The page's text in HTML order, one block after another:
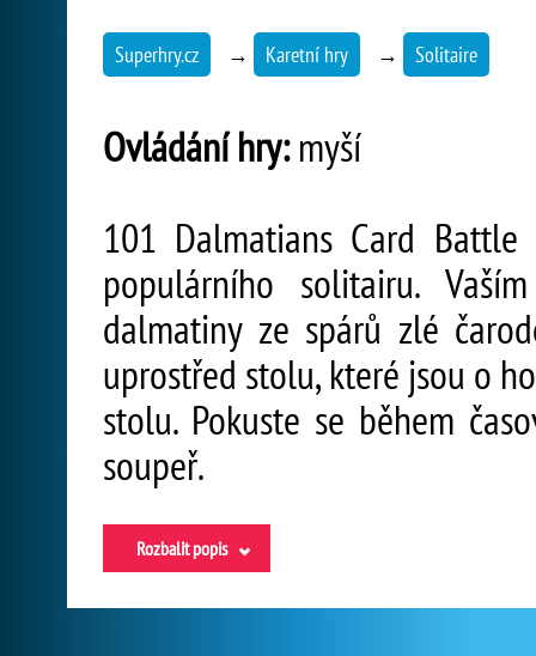
Superhry.cz → Karetní hry → Solitaire
Ovládání hry:myší
101 Dalmatians Card
populárního solitairu.
dalmatiny ze spárů zlé
uprostřed stolu, které jsou o
stolu. Pokuste se během
soupeř.
Rozbalit popis